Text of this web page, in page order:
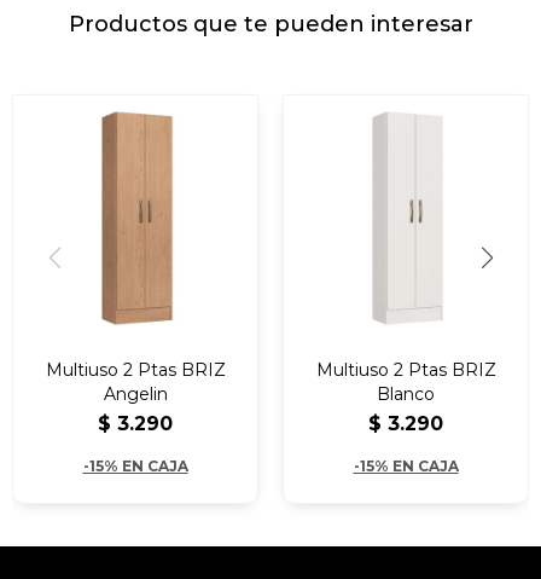
Productos que te pueden interesar
Multiuso 2 Ptas BRIZ
Angelin
$ 3.290
-15% EN CAJA
Multiuso 2 Ptas BRIZ
Blanco
$ 3.290
-15% EN CAJA